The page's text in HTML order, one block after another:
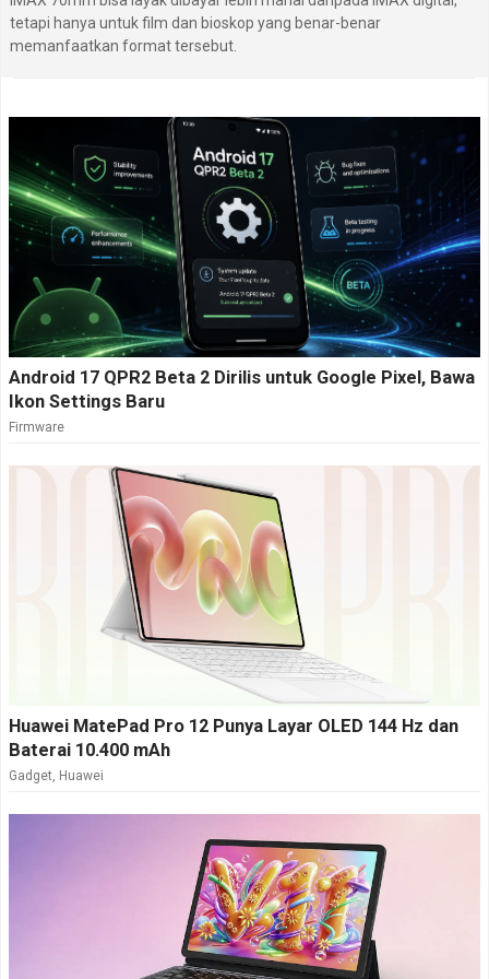
tetapi hanya untuk film dan bioskop yang benar-benar
memanfaatkan format tersebut.
Android 17 QPR2 Beta 2 Dirilis untuk Google Pixel, Bawa
Ikon Settings Baru
Firmware
Huawei MatePad Pro 12 Punya Layar OLED 144 Hz dan
Baterai 10.400 mAh
Gadget, Huawei